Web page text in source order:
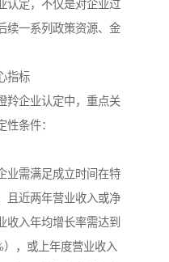
认定，不仅是对企业过
续一系列政策资源、金
指标
羚企业认定中，重点关
条件：
业需满足成立时间在特
且近两年营业收入或净
收入年均增长率需达到
），或上年度营业收入